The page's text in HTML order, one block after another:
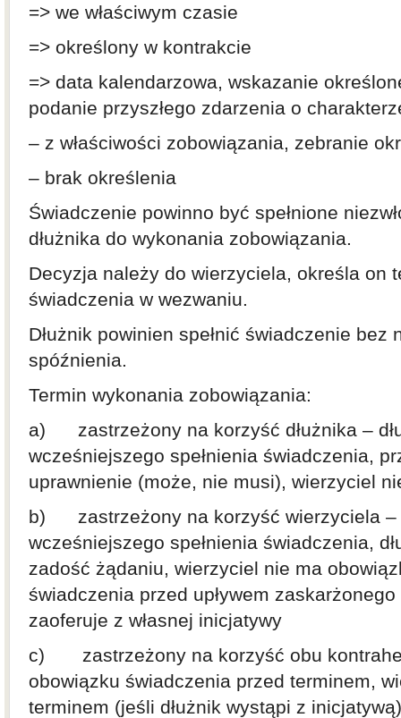
=> we właściwym czasie
=> określony w kontrakcie
=> data kalendarzowa, wskazanie
podanie przyszłego zdarzenia o
– z właściwości zobowiązania, zebranie
– brak określenia
Świadczenie powinno być spełnione
dłużnika do wykonania zobowiązania.
Decyzja należy do wierzyciela, określa on
świadczenia w wezwaniu.
Dłużnik powinien spełnić świadczenie bez
spóźnienia.
Termin wykonania zobowiązania:
a) zastrzeżony na korzyść dłużnika –
wcześniejszego spełnienia świadczenia,
uprawnienie (może, nie musi), wierzyciel
b) zastrzeżony na korzyść wierzyciela –
wcześniejszego spełnienia świadczenia,
zadość żądaniu, wierzyciel nie ma
świadczenia przed upływem
zaoferuje z własnej inicjatywy
c) zastrzeżony na korzyść obu
obowiązku świadczenia przed terminem,
terminem (jeśli dłużnik wystąpi z inicjatywą)